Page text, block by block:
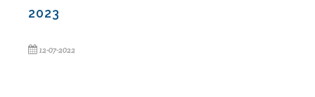
2023
12-07-2022